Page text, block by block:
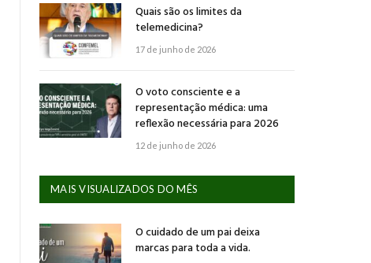
Quais são os limites da
telemedicina?
17 de junho de 2026
O voto consciente e a
representação médica: uma
reflexão necessária para 2026
12 de junho de 2026
MAIS VISUALIZADOS DO MÊS
O cuidado de um pai deixa
marcas para toda a vida.